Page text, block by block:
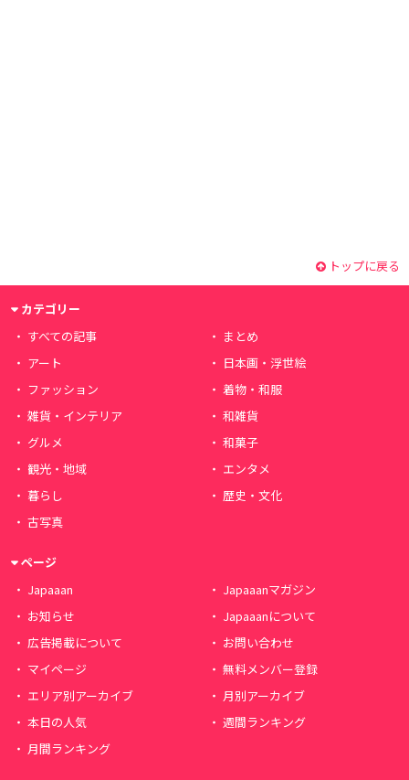
トップに戻る
カテゴリー
すべての記事
まとめ
アート
日本画・浮世絵
ファッション
着物・和服
雑貨・インテリア
和雑貨
グルメ
和菓子
観光・地域
エンタメ
暮らし
歴史・文化
古写真
ページ
Japaaan
Japaaanマガジン
お知らせ
Japaaanについて
広告掲載について
お問い合わせ
マイページ
無料メンバー登録
エリア別アーカイブ
月別アーカイブ
本日の人気
週間ランキング
月間ランキング